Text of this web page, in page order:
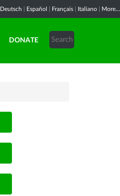
Deutsch Español Français Italiano More...
DONATE